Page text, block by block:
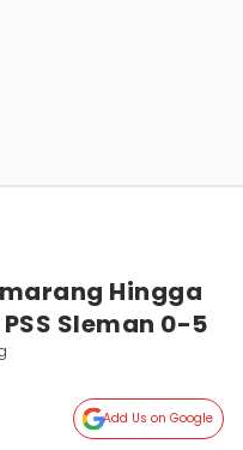
Hingga
Sleman 0-5
Add Us on Google